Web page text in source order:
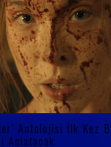
Antolojisi İlk Kez
Anlatacak